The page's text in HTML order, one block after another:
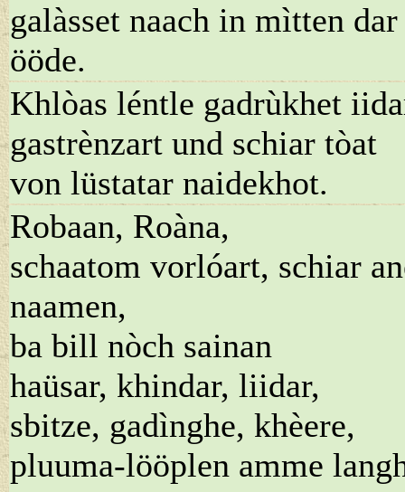
galàsset naach in mìtten dar
ööde.
Khlòas léntle gadrùkhet
gastrènzart und schiar tòat
von lüstatar naidekhot.
Robaan, Roàna,
schaatom vorlóart, schiar
naamen,
ba bill nòch sainan
haüsar, khindar, liidar,
sbitze, gadìnghe, khèere,
pluuma-lööplen amme